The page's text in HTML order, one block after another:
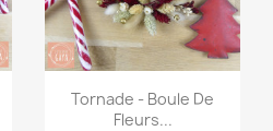
Aperçu rapide
Tornade - Boule De
Fleurs...